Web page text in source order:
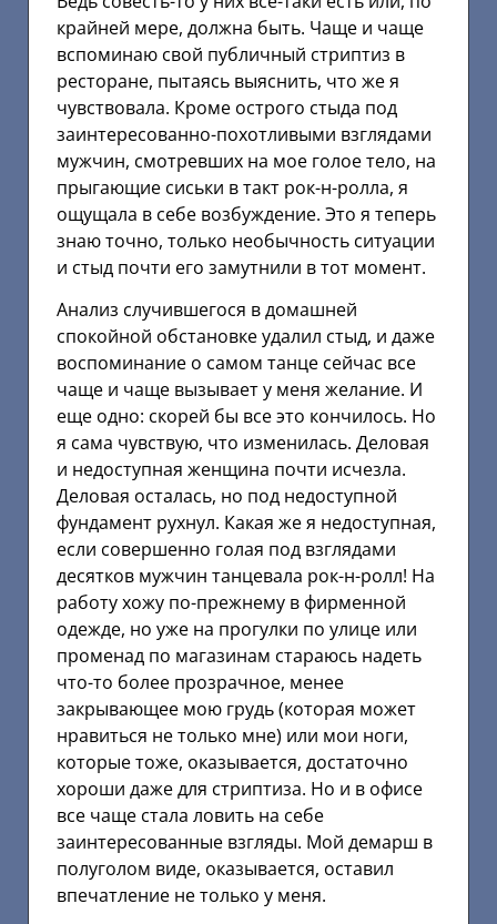
крайней мере, должна быть. Чаще и чаще
вспоминаю свой публичный стриптиз в
ресторане, пытаясь выяснить, что же я
чувствовала. Кроме острого стыда под
заинтересованно-похотливыми взглядами
мужчин, смотревших на мое голое тело, на
прыгающие сиськи в такт рок-н-ролла, я
ощущала в себе возбуждение. Это я теперь
знаю точно, только необычность ситуации
и стыд почти его замутнили в тот момент.
Анализ случившегося в домашней
спокойной обстановке удалил стыд, и даже
воспоминание о самом танце сейчас все
чаще и чаще вызывает у меня желание. И
еще одно: скорей бы все это кончилось. Но
я сама чувствую, что изменилась. Деловая
и недоступная женщина почти исчезла.
Деловая осталась, но под недоступной
фундамент рухнул. Какая же я недоступная,
если совершенно голая под взглядами
десятков мужчин танцевала рок-н-ролл! На
работу хожу по-прежнему в фирменной
одежде, но уже на прогулки по улице или
променад по магазинам стараюсь надеть
что-то более прозрачное, менее
закрывающее мою грудь (которая может
нравиться не только мне) или мои ноги,
которые тоже, оказывается, достаточно
хороши даже для стриптиза. Но и в офисе
все чаще стала ловить на себе
заинтересованные взгляды. Мой демарш в
полуголом виде, оказывается, оставил
впечатление не только у меня.